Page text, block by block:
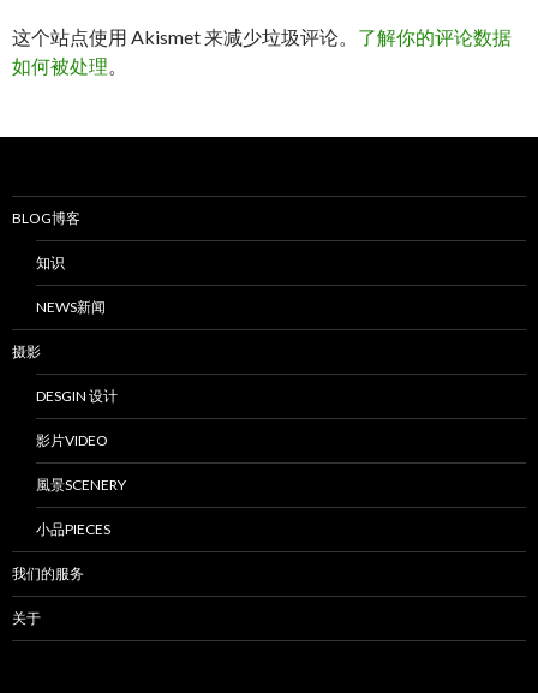
这个站点使用 Akismet 来减少垃圾评论。 了解你的评论数据
如何被处理。
BLOG博客
知识
NEWS新闻
摄影
DESGIN 设计
影片VIDEO
風景SCENERY
小品PIECES
我们的服务
关于